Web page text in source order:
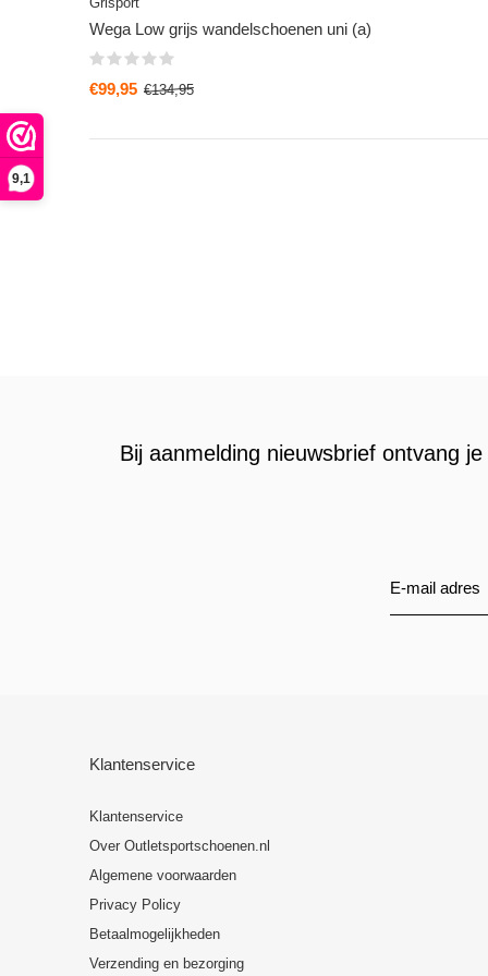
9,1
Wega Low grijs wandelschoenen uni (a)
€99,95 €134,95
Bij aanmelding nieuwsbrief ontvang
Klantenservice
Klantenservice
Over Outletsportschoenen.nl
Algemene voorwaarden
Privacy Policy
Betaalmogelijkheden
Verzending en bezorging